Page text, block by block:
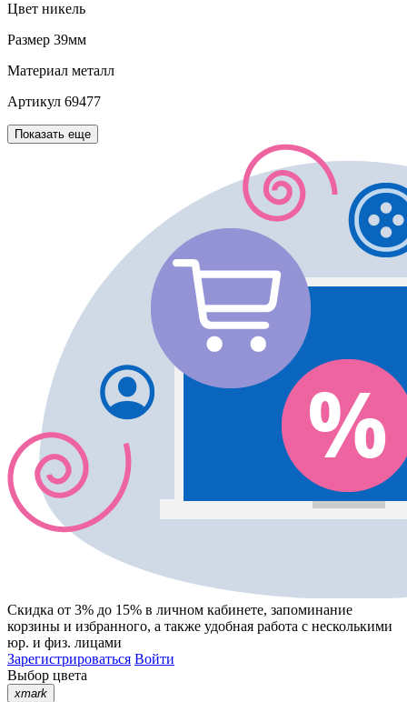
Цвет никель
Размер 39мм
Материал металл
Артикул 69477
Показать еще
Скидка от 3% до 15% в личном кабинете, запоминание
корзины и избранного, а также удобная работа с несколькими
юр. и физ. лицами
Зарегистрироваться Войти
Выбор цвета
xmark